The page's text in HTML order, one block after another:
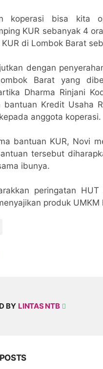
koperasi bisa kita
KUR sebanyak 4
di Lombok Barat
dengan
Barat yang
Dharma Rinjani
bantuan Kredit Usaha
anggota koperasi.
bantuan KUR, Novi
tersebut
ibunya.
peringatan
produk
BY LINTAS NTB